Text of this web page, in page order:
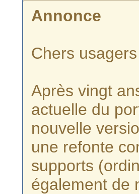
Annonce
Chers
Après vingt
actuelle du
nouvelle
une refonte
supports
également de